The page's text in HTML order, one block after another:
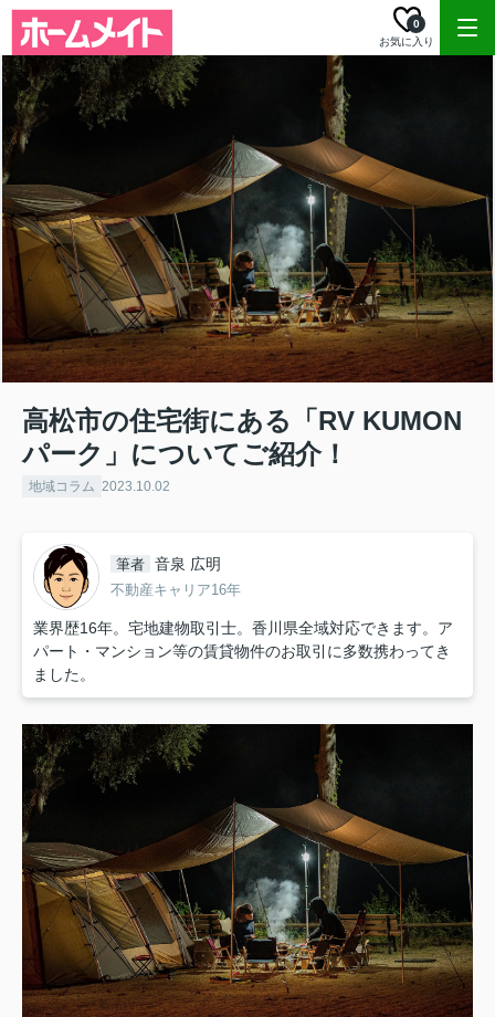
お気に入り
0
高松市の住宅街にある「RV KUMON
パーク」についてご紹介！
地域コラム 2023.10.02
筆者 音泉 広明
不動産キャリア16年
業界歴16年。宅地建物取引士。香川県全域対応できます。ア
パート・マンション等の賃貸物件のお取引に多数携わってき
ました。